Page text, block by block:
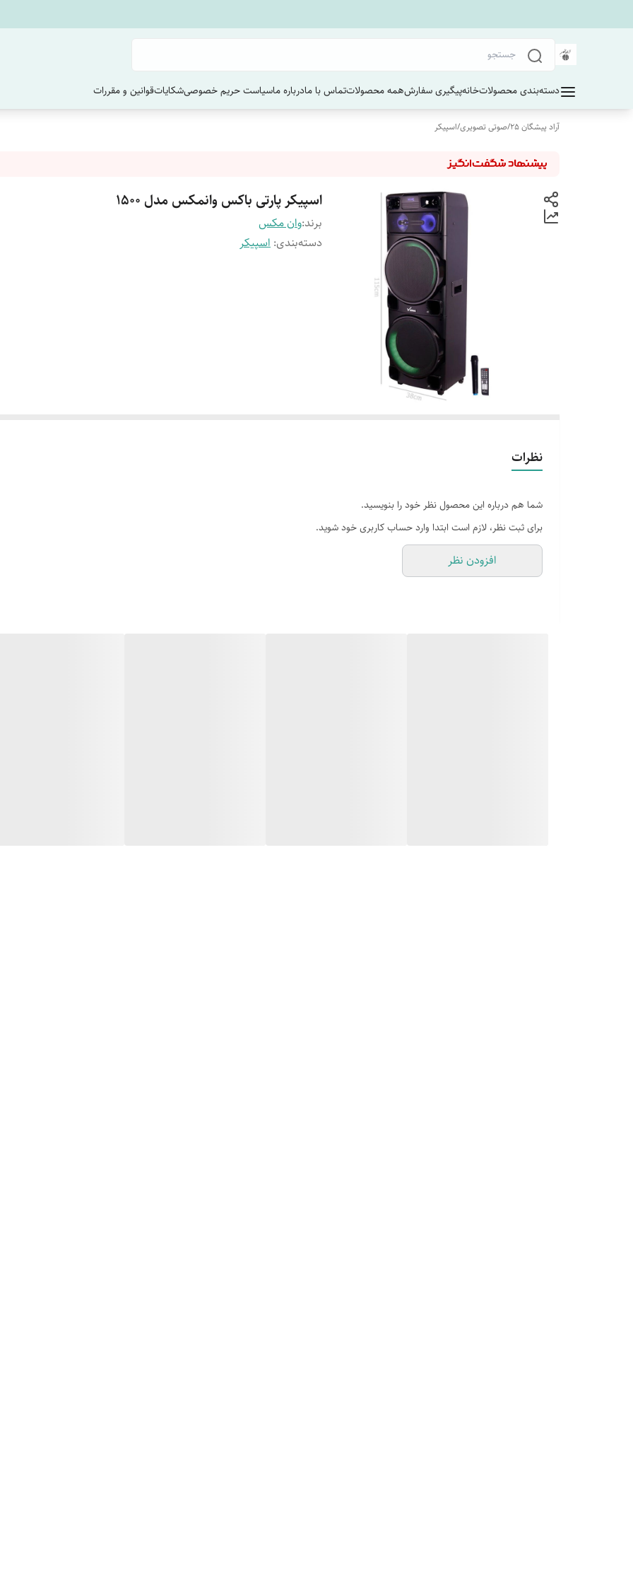
دسته‌بندی محصولاتخانهپیگیری سفارشهمه محصولاتتماس با مادرباره ماسیاست حریم خصوصیشکایاتقوانین و مقررات
آراد پیشگان 25 /صوتی تصویری/اسپیکر
اسپیکر پارتی باکس وانمکس مدل 1500
برند:وان مکس
دسته‌بندی: اسپیکر
نظرات
شما هم درباره این محصول نظر خود را بنویسید.
برای ثبت نظر، لازم است ابتدا وارد حساب کاربری خود شوید.
افزودن نظر